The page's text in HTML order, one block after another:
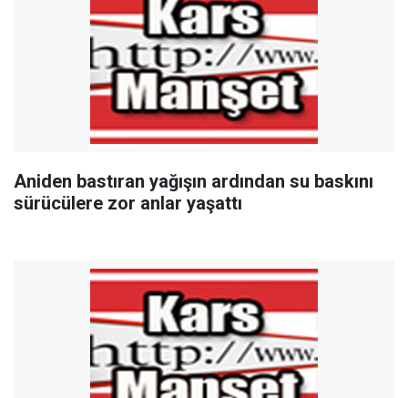
Aniden bastıran yağışın ardından su baskını
sürücülere zor anlar yaşattı